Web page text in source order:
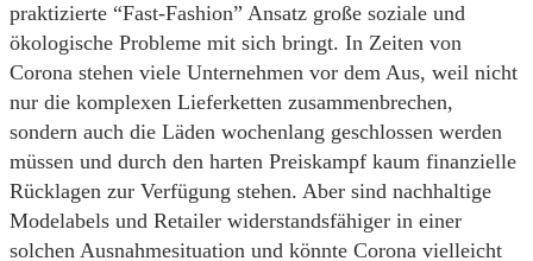
praktizierte “Fast-Fashion” Ansatz große soziale und
ökologische Probleme mit sich bringt. In Zeiten von
Corona stehen viele Unternehmen vor dem Aus, weil nicht
nur die komplexen Lieferketten zusammenbrechen,
sondern auch die Läden wochenlang geschlossen werden
müssen und durch den harten Preiskampf kaum finanzielle
Rücklagen zur Verfügung stehen. Aber sind nachhaltige
Modelabels und Retailer widerstandsfähiger in einer
solchen Ausnahmesituation und könnte Corona vielleicht